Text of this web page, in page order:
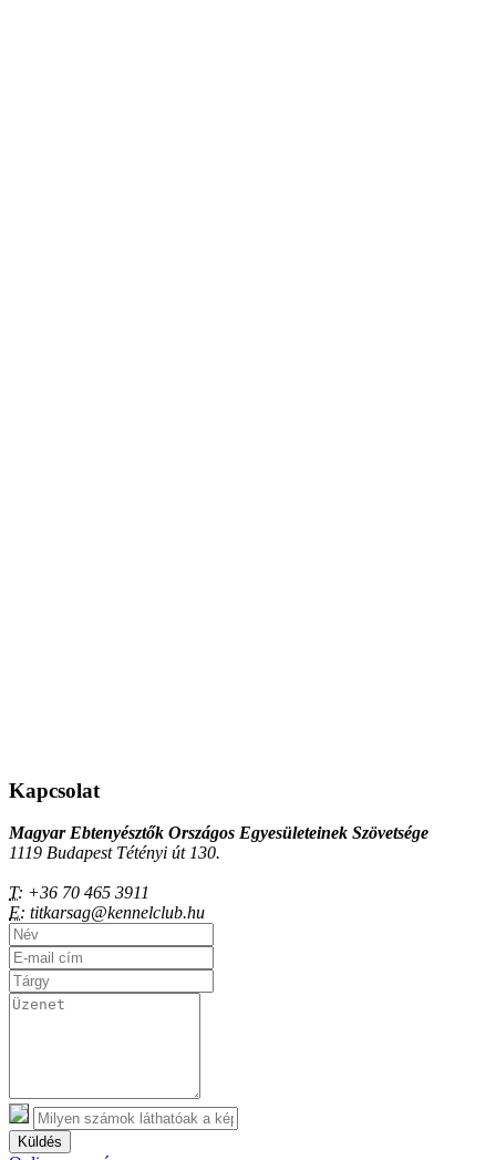
Kapcsolat
Magyar Ebtenyésztők Országos Egyesületeinek Szövetsége
1119 Budapest Tétényi út 130.
T: +36 70 465 3911
E: titkarsag@kennelclub.hu
Küldés